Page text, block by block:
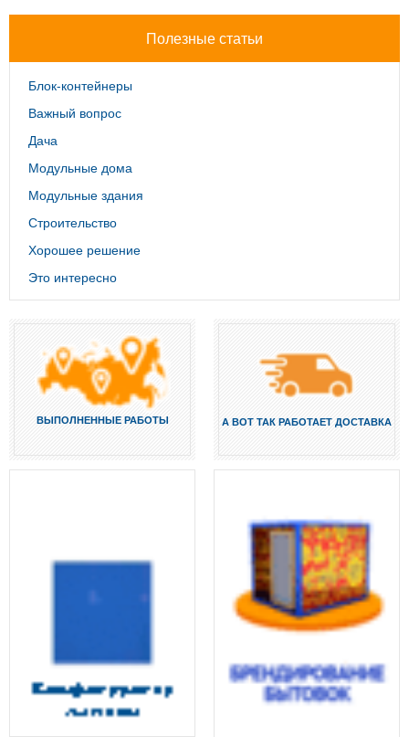
Полезные статьи
Блок-контейнеры
Важный вопрос
Дача
Модульные дома
Модульные здания
Строительство
Хорошее решение
Это интересно
ВЫПОЛНЕННЫЕ РАБОТЫ А ВОТ ТАК РАБОТАЕТ ДОСТАВКА